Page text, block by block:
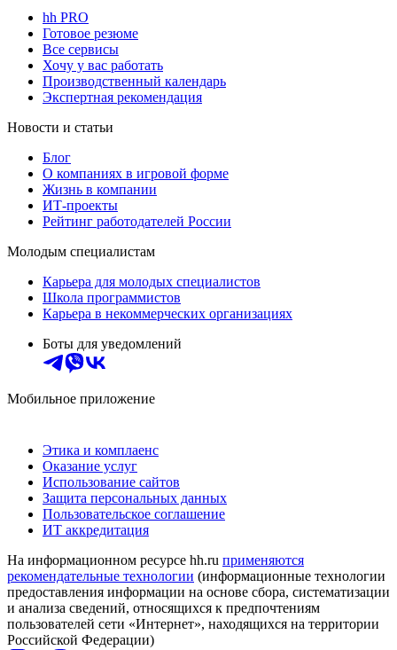
hh PRO
Готовое резюме
Все сервисы
Хочу у вас работать
Производственный календарь
Экспертная рекомендация
Новости и статьи
Блог
О компаниях в игровой форме
Жизнь в компании
ИТ-проекты
Рейтинг работодателей России
Молодым специалистам
Карьера для молодых специалистов
Школа программистов
Карьера в некоммерческих организациях
Боты для уведомлений
Мобильное приложение
Этика и комплаенс
Оказание услуг
Использование сайтов
Защита персональных данных
Пользовательское соглашение
ИТ аккредитация
На информационном ресурсе hh.ru применяются
рекомендательные технологии (информационные технологии
предоставления информации на основе сбора, систематизации
и анализа сведений, относящихся к предпочтениям
пользователей сети «Интернет», находящихся на территории
Российской Федерации)